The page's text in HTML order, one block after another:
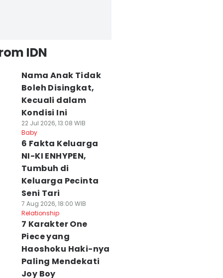
IDN
Nama Anak Tidak
Boleh Disingkat,
Kecuali dalam
Kondisi Ini
22 Jul 2026, 13:08 WIB
Baby
6 Fakta Keluarga
NI-KI ENHYPEN,
Tumbuh di
Keluarga Pecinta
Seni Tari
7 Aug 2026, 18:00 WIB
Relationship
7 Karakter One
Piece yang
Haoshoku Haki-nya
Paling Mendekati
Joy Boy